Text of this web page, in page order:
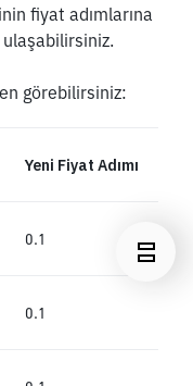
fiyat adımlarına
görebilirsiniz:
Yeni Fiyat Adımı
0.1
0.1